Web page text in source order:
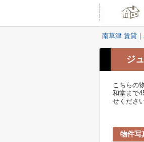
南草津 賃貸
ジ
こちらの
和堂まで
せくださ
物件写